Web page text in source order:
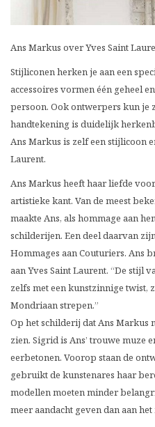
Ans Markus over Yves Saint
Stijliconen herken je aan een
accessoires vormen één geheel
persoon. Ook ontwerpers kun je
handtekening is duidelijk
Ans Markus is zelf een stijlicoon
Laurent.
Ans Markus heeft haar liefde
artistieke kant. Van de meest
maakte Ans, als hommage aan
schilderijen. Een deel daarvan
Hommages aan Couturiers. Ans
aan Yves Saint Laurent. “De stijl
zelfs met een kunstzinnige twist,
Mondriaan strepen.”
Op het schilderij dat Ans Markus
zien. Sigrid is Ans’ trouwe muze
eerbetonen. Voorop staan de
gebruikt de kunstenares haar
modellen moeten minder
meer aandacht geven dan aan